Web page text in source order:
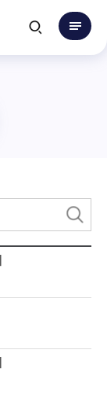
검
색